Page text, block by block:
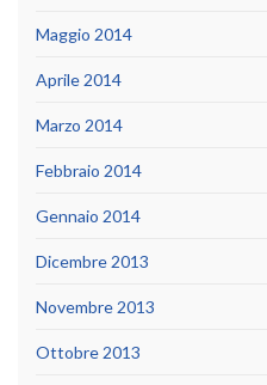
Maggio 2014
Aprile 2014
Marzo 2014
Febbraio 2014
Gennaio 2014
Dicembre 2013
Novembre 2013
Ottobre 2013